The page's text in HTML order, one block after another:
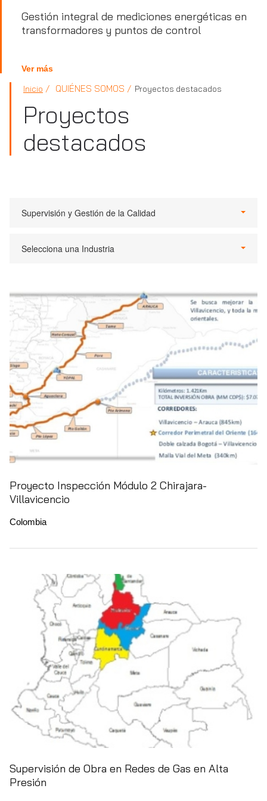
Gestión integral de mediciones energéticas en
transformadores y puntos de control
Ver más
Inicio QUIÉNES SOMOS Proyectos destacados
Proyectos
destacados
Supervisión y Gestión de la Calidad
Selecciona una Industria
Proyecto Inspección Módulo 2 Chirajara-
Villavicencio
Colombia
Supervisión de Obra en Redes de Gas en Alta
Presión